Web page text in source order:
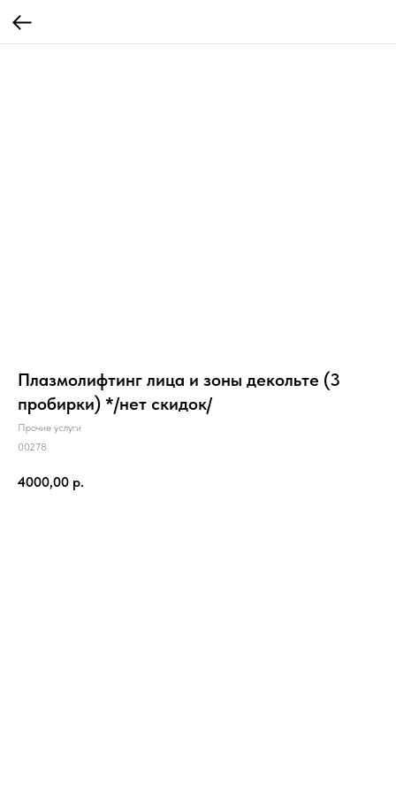
Плазмолифтинг лица и зоны декольте (3
пробирки) */нет скидок/
Прочие услуги
00278
4000,00 р.